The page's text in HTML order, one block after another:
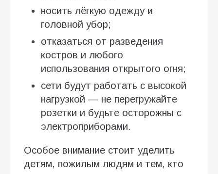
носить лёгкую одежду и
головной убор;
отказаться от разведения
костров и любого
использования открытого огня;
сети будут работать с высокой
нагрузкой — не перегружайте
розетки и будьте осторожны с
электроприборами.
Особое внимание стоит уделить
детям, пожилым людям и тем, кто